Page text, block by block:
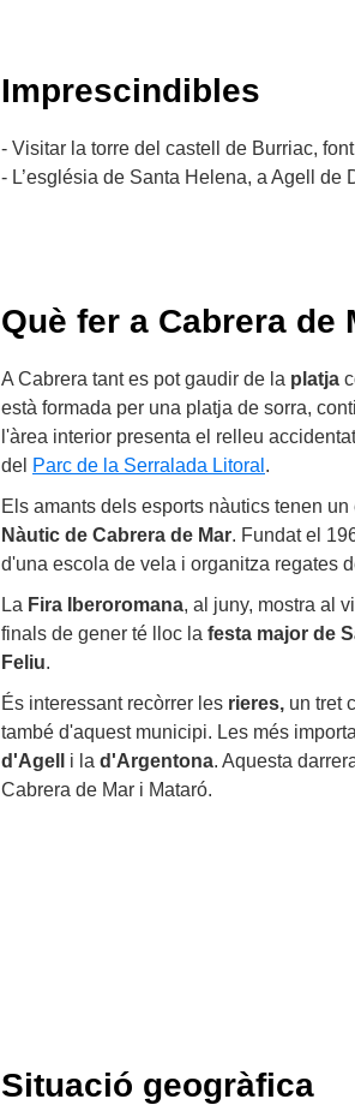
Imprescindibles
- Visitar la torre del castell de Burriac,
- L’església de Santa Helena, a Agell de
Què fer a Cabrera de
A Cabrera tant es pot gaudir de la platja
està formada per una platja de sorra,
l'àrea interior presenta el relleu
del Parc de la Serralada Litoral .
Els amants dels esports nàutics tenen
Nàutic de Cabrera de Mar. Fundat el
d'una escola de vela i organitza regates
La Fira Iberoromana, al juny, mostra al
finals de gener té lloc la festa major de
Feliu.
És interessant recòrrer les rieres, un tret
també d'aquest municipi. Les més
d'Agell
i la d'Argentona. Aquesta
Cabrera de Mar i Mataró.
Situació geogràfica